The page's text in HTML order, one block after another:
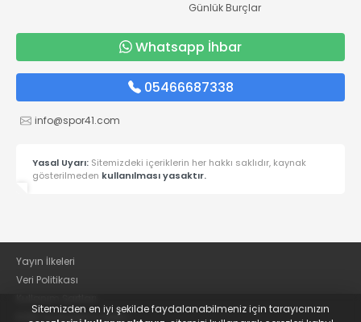
Günlük Burçlar
Whatsapp İhbar
05466687338
info@spor41.com
Yasal Uyarı: Sitemizdeki içeriklerin her hakkı saklıdır, kaynak
gösterilmeden kullanılması yasaktır.
Yayın İlkeleri
Veri Politikası
KVKK Aydınlatma Metni
Sitemizden en iyi şekilde faydalanabilmeniz için tarayıcınızın